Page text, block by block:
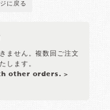
に戻る
ません。複数回ご注文
します。
other orders. >